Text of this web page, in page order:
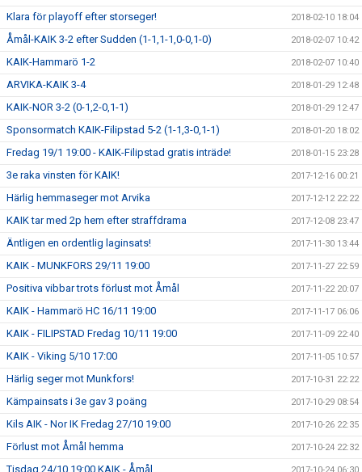
Klara för playoff efter storseger! 2018-02-10 18:04
Åmål-KAIK 3-2 efter Sudden (1-1,1-1,0-0,1-0) 2018-02-07 10:42
KAIK-Hammarö 1-2 2018-02-07 10:40
ARVIKA-KAIK 3-4 2018-01-29 12:48
KAIK-NOR 3-2 (0-1,2-0,1-1) 2018-01-29 12:47
Sponsormatch KAIK-Filipstad 5-2 (1-1,3-0,1-1) 2018-01-20 18:02
Fredag 19/1 19:00 - KAIK-Filipstad gratis inträde! 2018-01-15 23:28
3e raka vinsten för KAIK! 2017-12-16 00:21
Härlig hemmaseger mot Arvika 2017-12-12 22:22
KAIK tar med 2p hem efter straffdrama 2017-12-08 23:47
Äntligen en ordentlig laginsats! 2017-11-30 13:44
KAIK - MUNKFORS 29/11 19:00 2017-11-27 22:59
Positiva vibbar trots förlust mot Åmål 2017-11-22 20:07
KAIK - Hammarö HC 16/11 19:00 2017-11-17 06:06
KAIK - FILIPSTAD Fredag 10/11 19:00 2017-11-09 22:40
KAIK - Viking 5/10 17:00 2017-11-05 10:57
Härlig seger mot Munkfors! 2017-10-31 22:22
Kämpainsats i 3e gav 3 poäng 2017-10-29 08:54
Kils AIK - Nor IK Fredag 27/10 19:00 2017-10-26 22:35
Förlust mot Åmål hemma 2017-10-24 22:32
Tisdag 24/10 19:00 KAIK - Åmål 2017-10-24 06:30